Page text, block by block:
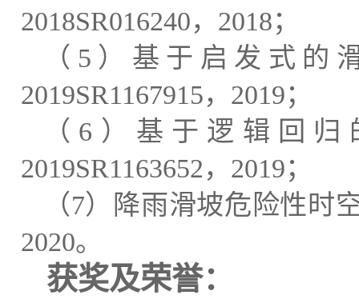
2018SR016240， 2018；
（ 5 ）基于启发式的
2019SR1167915， 2019；
（ 6 ）基于逻辑回
2019SR1163652， 2019；
（7）降雨滑坡危险性时
2020。
获奖及荣誉：